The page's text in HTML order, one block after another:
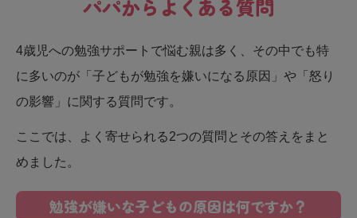
パパからよくある質問
4歳児への勉強サポートで悩む親は多く、その中でも特
に多いのが「子どもが勉強を嫌いになる原因」や「怒り
の影響」に関する質問です。
ここでは、よく寄せられる2つの質問とその答えをまと
めました。
勉強が嫌いな子どもの原因は何ですか？